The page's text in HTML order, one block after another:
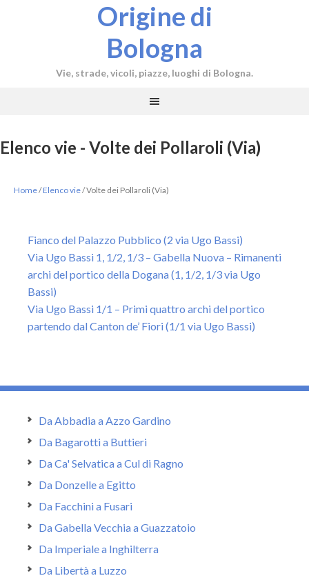
Origine di
Bologna
Vie, strade, vicoli, piazze, luoghi di Bologna.
Elenco vie - Volte dei Pollaroli (Via)
Home/Elenco vie/Volte dei Pollaroli (Via)
Fianco del Palazzo Pubblico (2 via Ugo Bassi)
Via Ugo Bassi 1, 1/2, 1/3 – Gabella Nuova – Rimanenti
archi del portico della Dogana (1, 1/2, 1/3 via Ugo
Bassi)
Via Ugo Bassi 1/1 – Primi quattro archi del portico
partendo dal Canton de’ Fiori (1/1 via Ugo Bassi)
Da Abbadia a Azzo Gardino
Da Bagarotti a Buttieri
Da Ca' Selvatica a Cul di Ragno
Da Donzelle a Egitto
Da Facchini a Fusari
Da Gabella Vecchia a Guazzatoio
Da Imperiale a Inghilterra
Da Libertà a Luzzo